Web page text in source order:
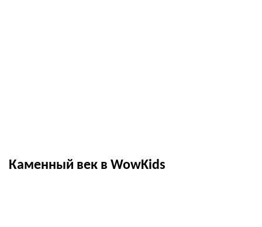
Каменный век в WowKids